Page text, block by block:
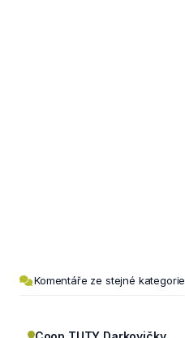
Komentáře ze stejné kategorie